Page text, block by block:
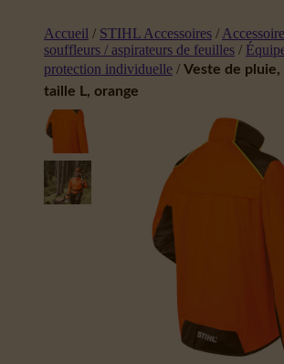
Accueil / STIHL Accessoires /
souffleurs / aspirateurs de feuilles /
protection individuelle / Veste de pluie,
taille L, orange